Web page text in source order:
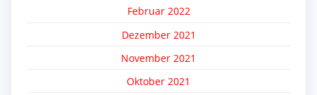
Februar 2022
Dezember 2021
November 2021
Oktober 2021